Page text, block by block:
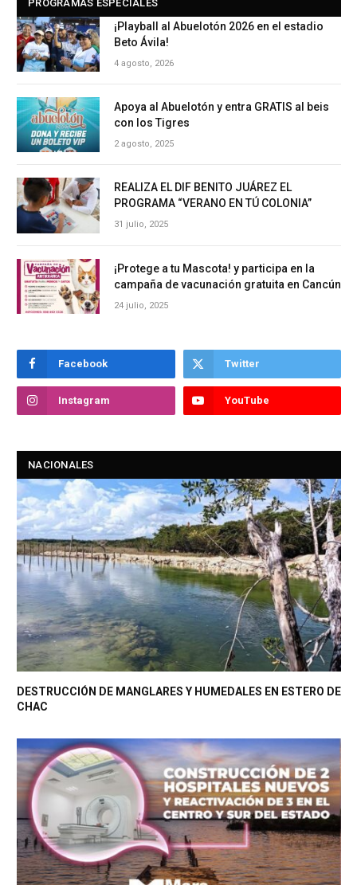
PROGRAMAS ESPECIALES
¡Playball al Abuelotón 2026 en el estadio
Beto Ávila!
4 agosto, 2026
Apoya al Abuelotón y entra GRATIS al beis
con los Tigres
2 agosto, 2025
REALIZA EL DIF BENITO JUÁREZ EL
PROGRAMA “VERANO EN TÚ COLONIA”
31 julio, 2025
¡Protege a tu Mascota! y participa en la
campaña de vacunación gratuita en Cancún
24 julio, 2025
Facebook Twitter
Instagram YouTube
NACIONALES
DESTRUCCIÓN DE MANGLARES Y HUMEDALES EN ESTERO DE
CHAC